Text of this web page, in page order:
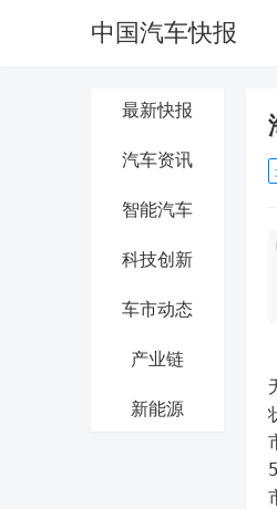
中国汽车快报
最新快报
汽车资讯
智能汽车
科技创新
车市动态
产业链
新能源